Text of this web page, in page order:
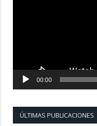
00:00
ÚLTIMAS PUBLICACIONES